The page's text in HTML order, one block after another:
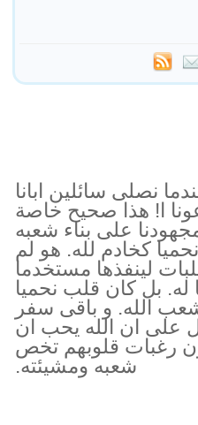
نصلى سائلين ابانا
ا! هذا صحيح خاصة
على بناء شعبه
كخادم لله. هو لم
لينفذها مستخدما
له. بل كان قلب نحميا
الله. و باقى سفر
على ان الله يحب ان
رغبات قلوبهم تخص
شعبه ومشيئته.